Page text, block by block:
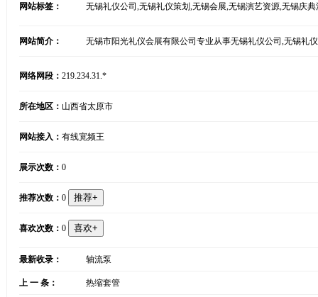
网站标签： 无锡礼仪公司,无锡礼仪策划,无锡会展,无锡演艺资源,无锡庆典
网站简介： 无锡市阳光礼仪会展有限公司专业从事无锡礼仪公司,无锡礼
网络网段： 219.234.31.*
所在地区： 山西省太原市
网站接入： 有线宽频王
展示次数： 0
推荐次数： 0
喜欢次数： 0
最新收录： 轴流泵
上 一 条： 热缩套管